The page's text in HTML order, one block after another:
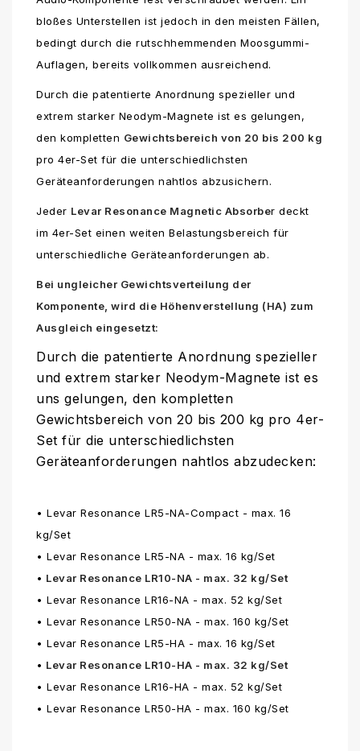
bloßes Unterstellen ist jedoch in den meisten Fällen,
bedingt durch die rutschhemmenden Moosgummi-
Auflagen, bereits vollkommen ausreichend.
Durch die patentierte Anordnung spezieller und
extrem starker Neodym-Magnete ist es gelungen,
den kompletten Gewichtsbereich von 20 bis 200 kg
pro 4er-Set für die unterschiedlichsten
Geräteanforderungen nahtlos abzusichern.
Jeder Levar Resonance Magnetic Absorber deckt
im 4er-Set einen weiten Belastungsbereich für
unterschiedliche Geräteanforderungen ab.
Bei ungleicher Gewichtsverteilung der
Komponente, wird die Höhenverstellung (HA) zum
Ausgleich eingesetzt:
Durch die patentierte Anordnung spezieller
und extrem starker Neodym-Magnete ist es
uns gelungen, den kompletten
Gewichtsbereich von 20 bis 200 kg pro 4er-
Set für die unterschiedlichsten
Geräteanforderungen nahtlos abzudecken:
• Levar Resonance LR5-NA-Compact - max. 16
kg/Set
• Levar Resonance LR5-NA - max. 16 kg/Set
• Levar Resonance LR10-NA - max. 32 kg/Set
• Levar Resonance LR16-NA - max. 52 kg/Set
• Levar Resonance LR50-NA - max. 160 kg/Set
• Levar Resonance LR5-HA - max. 16 kg/Set
• Levar Resonance LR10-HA - max. 32 kg/Set
• Levar Resonance LR16-HA - max. 52 kg/Set
• Levar Resonance LR50-HA - max. 160 kg/Set